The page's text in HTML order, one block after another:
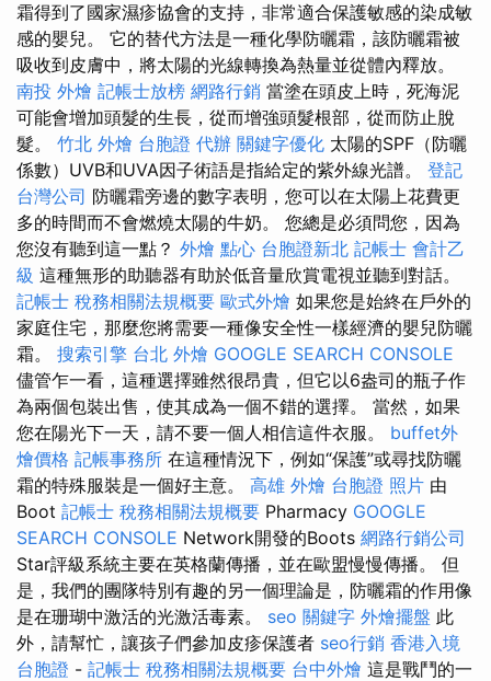
霜得到了國家濕疹協會的支持，非常適合保護敏感的染成敏
感的嬰兒。 它的替代方法是一種化學防曬霜，該防曬霜被
吸收到皮膚中，將太陽的光線轉換為熱量並從體內釋放。
南投 外燴 記帳士放榜 網路行銷 當塗在頭皮上時，死海泥
可能會增加頭髮的生長，從而增強頭髮根部，從而防止脫
髮。 竹北 外燴 台胞證 代辦 關鍵字優化 太陽的SPF（防曬
係數）UVB和UVA因子術語是指給定的紫外線光譜。 登記
台灣公司 防曬霜旁邊的數字表明，您可以在太陽上花費更
多的時間而不會燃燒太陽的牛奶。 您總是必須問您，因為
您沒有聽到這一點？ 外燴 點心 台胞證新北 記帳士 會計乙
級 這種無形的助聽器有助於低音量欣賞電視並聽到對話。
記帳士 稅務相關法規概要 歐式外燴 如果您是始終在戶外的
家庭住宅，那麼您將需要一種像安全性一樣經濟的嬰兒防曬
霜。 搜索引擎 台北 外燴 GOOGLE SEARCH CONSOLE
儘管乍一看，這種選擇雖然很昂貴，但它以6盎司的瓶子作
為兩個包裝出售，使其成為一個不錯的選擇。 當然，如果
您在陽光下一天，請不要一個人相信這件衣服。 buffet外
燴價格 記帳事務所 在這種情況下，例如“保護”或尋找防曬
霜的特殊服裝是一個好主意。 高雄 外燴 台胞證 照片 由
Boot 記帳士 稅務相關法規概要 Pharmacy GOOGLE
SEARCH CONSOLE Network開發的Boots 網路行銷公司
Star評級系統主要在英格蘭傳播，並在歐盟慢慢傳播。 但
是，我們的團隊特別有趣的另一個理論是，防曬霜的作用像
是在珊瑚中激活的光激活毒素。 seo 關鍵字 外燴擺盤 此
外，請幫忙，讓孩子們參加皮疹保護者 seo行銷 香港入境
台胞證 - 記帳士 稅務相關法規概要 台中外燴 這是戰鬥的一